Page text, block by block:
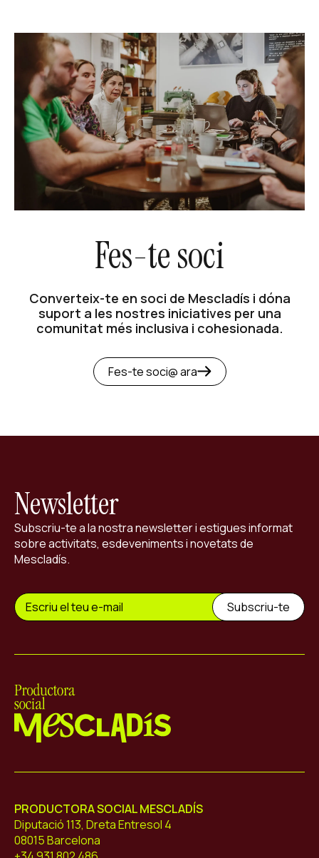
Fes-te soci
Converteix-te en soci de Mescladís i dóna
suport a les nostres iniciatives per una
comunitat més inclusiva i cohesionada.
Fes-te soci@ ara
Newsletter
Subscriu-te a la nostra newsletter i estigues informat
sobre activitats, esdeveniments i novetats de
Mescladís.
PRODUCTORA SOCIAL MESCLADÍS
Diputació 113, Dreta Entresol 4
08015 Barcelona